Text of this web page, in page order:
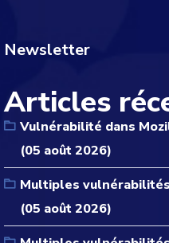
Newsletter
Articles
Vulnérabilité dans
(05 août 2026)
Multiples
(05 août 2026)